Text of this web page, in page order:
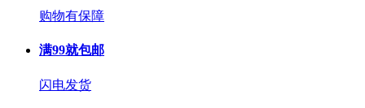
购物有保障
满99就包邮
闪电发货